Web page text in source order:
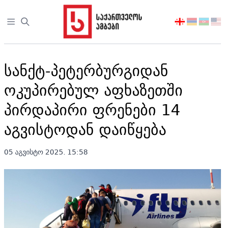
Open sidebar
აირჩიეთ
სანქტ-პეტერბურგიდან
ოკუპირებულ აფხაზეთში
პირდაპირი ფრენები 14
აგვისტოდან დაიწყება
05 აგვისტო 2025. 15:58